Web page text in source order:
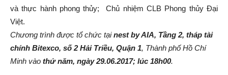
và thực hành phong thủy; Chủ nhiệm CLB Phong thủy Đại
Việt.
Chương trình được tổ chức tại nest by AIA, Tầng 2, tháp tài
chính Bitexco, số 2 Hải Triều, Quận 1, Thành phố Hồ Chí
Minh vào thứ năm, ngày29.06.2017; lúc 18h00.